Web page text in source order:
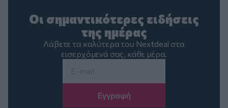
Οι σημαντικότερες ειδήσεις
της ημέρας
Λάβετε τα καλύτερα του Nextdeal στα
εισερχόμενά σας, κάθε μέρα.